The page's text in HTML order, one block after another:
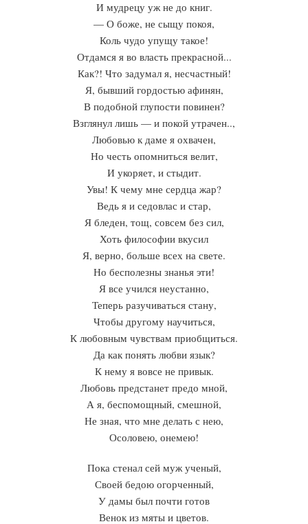
И мудрецу уж не до книг.
— О боже, не сыщу покоя,
Коль чудо упущу такое!
Отдамся я во власть прекрасной...
Как?! Что задумал я, несчастный!
Я, бывший гордостью афинян,
В подобной глупости повинен?
Взглянул лишь — и покой утрачен..,
Любовью к даме я охвачен,
Но честь опомниться велит,
И укоряет, и стыдит.
Увы! К чему мне сердца жар?
Ведь я и седовлас и стар,
Я бледен, тощ, совсем без сил,
Хоть философии вкусил
Я, верно, больше всех на свете.
Но бесполезны знанья эти!
Я все учился неустанно,
Теперь разучиваться стану,
Чтобы другому научиться,
К любовным чувствам приобщиться.
Да как понять любви язык?
К нему я вовсе не привык.
Любовь предстанет предо мной,
А я, беспомощный, смешной,
Не зная, что мне делать с нею,
Осоловею, онемею!
Пока стенал сей муж ученый,
Своей бедою огорченный,
У дамы был почти готов
Венок из мяты и цветов.